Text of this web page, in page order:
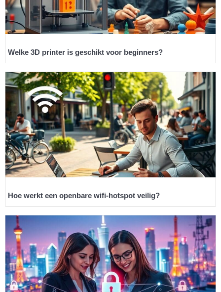
Welke 3D printer is geschikt voor beginners?
Hoe werkt een openbare wifi-hotspot veilig?